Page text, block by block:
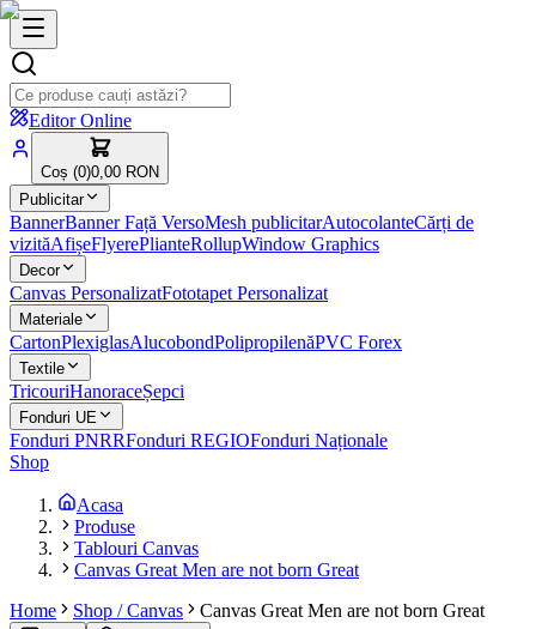
Editor Online
Coș (0)0,00 RON
Publicitar
BannerBanner Față VersoMesh publicitarAutocolanteCărți de
vizităAfișeFlyerePlianteRollupWindow Graphics
Decor
Canvas PersonalizatFototapet Personalizat
Materiale
CartonPlexiglasAlucobondPolipropilenăPVC Forex
Textile
TricouriHanoraceȘepci
Fonduri UE
Fonduri PNRRFonduri REGIOFonduri Naționale
Shop
Acasa
Produse
Tablouri Canvas
Canvas Great Men are not born Great
Home
Shop / Canvas Canvas Great Men are not born Great